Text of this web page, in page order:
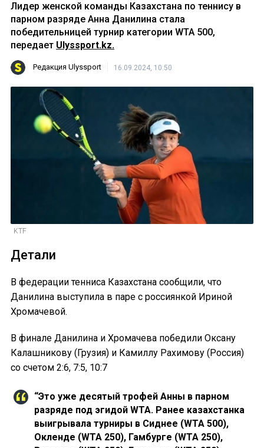
Лидер женской команды Казахстана по теннису в
парном разряде Анна Данилина стала
победительницей турнир категории WTA 500,
передает Ulyssport.kz.
Редакция Ulyssport 16.09.2024, 10:50
KTF
Детали
В федерации тенниса Казахстана сообщили, что
Данилина выступила в паре с россиянкой Ириной
Хромачевой.
В финале Данилина и Хромачева победили Оксану
Калашникову (Грузия) и Камиллу Рахимову (Россия)
со счетом 2:6, 7:5, 10:7
“Это уже десятый трофей Анны в парном
разряде под эгидой WTA. Ранее казахстанка
выигрывала турниры в Сиднее (WTA 500),
Окленде (WTA 250), Гамбурге (WTA 250),